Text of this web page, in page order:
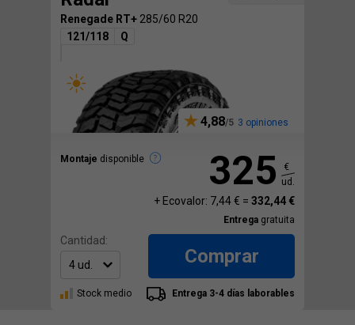
Renegade RT+ 285/60 R20
121/118
Q
4,88 3 opiniones
Montaje disponible 325
€
ud.
+ Ecovalor: 7,44 € = 332,44 €
Entrega gratuita
Cantidad:
Comprar
Stock medio Entrega 3-4 días laborables